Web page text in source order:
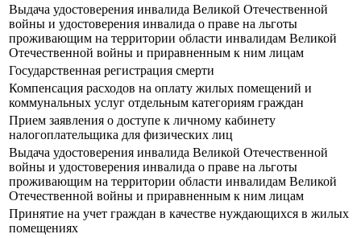
Выдача удостоверения инвалида Великой Отечественной
войны и удостоверения инвалида о праве на льготы
проживающим на территории области инвалидам Великой
Отечественной войны и приравненным к ним лицам
Государственная регистрация смерти
Компенсация расходов на оплату жилых помещений и
коммунальных услуг отдельным категориям граждан
Прием заявления о доступе к личному кабинету
налогоплательщика для физических лиц
Выдача удостоверения инвалида Великой Отечественной
войны и удостоверения инвалида о праве на льготы
проживающим на территории области инвалидам Великой
Отечественной войны и приравненным к ним лицам
Принятие на учет граждан в качестве нуждающихся в жилых
помещениях